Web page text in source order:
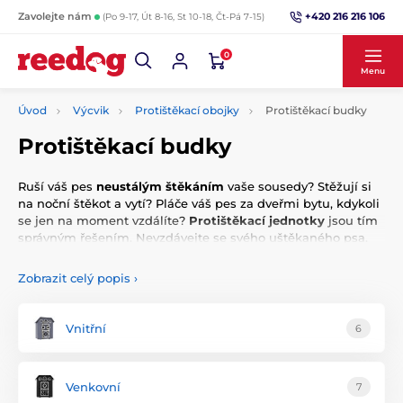
Zavolejte nám (Po 9-17, Út 8-16, St 10-18, Čt-Pá 7-15) +420 216 216 106
0
Menu
Úvod Výcvik Protištěkací obojky Protištěkací budky
Protištěkací budky
Ruší váš pes neustálým štěkáním vaše sousedy? Stěžují si
na noční štěkot a vytí? Pláče váš pes za dveřmi bytu, kdykoli
se jen na moment vzdálíte? Protištěkací jednotky jsou tím
správným řešením. Nevzdávejte se svého uštěkaného psa.
něho dohlédne i bez vaší přítomnosti. Připravili jsme pro vás
Vybírat je můžete podle velikosti plemene, typu funkce nebo
značky.
Zobrazit celý popis ›
Vnitřní 6
Venkovní 7